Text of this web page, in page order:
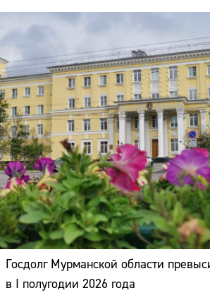
Госдолг Мурманской области
в I полугодии 2026 года